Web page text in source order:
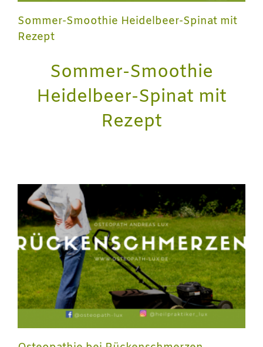
Sommer-Smoothie Heidelbeer-Spinat mit
Rezept
Sommer-Smoothie
Heidelbeer-Spinat mit
Rezept